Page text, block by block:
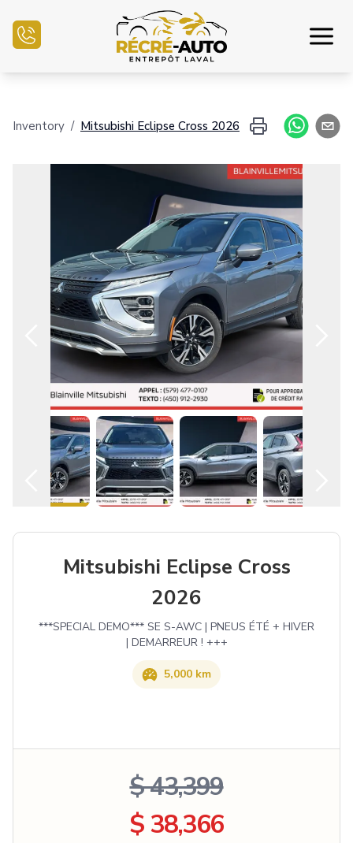
Financiamiento
Vender mi auto
Centro mecánico
Contáctenos
Español
Inventory / Mitsubishi Eclipse Cross 2026
Mitsubishi Eclipse Cross
2026
***SPECIAL DEMO*** SE S-AWC | PNEUS ÉTÉ + HIVER
| DEMARREUR ! +++
5,000 km
$ 43,399
$ 38,366